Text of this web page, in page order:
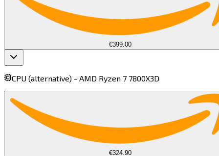
€399.00
CPU (alternative) - AMD Ryzen 7 7800X3D​​​​‌ ‍ ​‍​‍‌‍ ‌ ​‍‌‍‍‌‌‍‌ ‌‍‍‌‌‍ ‍​‍​‍​ ‍‍​‍​‍‌ ​ ‌‍​‌‌‍ ‍‌‍‍‌‌ ‌​‌ ‍‌​‍ ‍‌‍‍‌‌‍ ​‍​‍​‍ ​​‍​‍‌‍‍​‌ ​‍‌‍‌‌‌‍‌‍​‍​‍​ ‍‍​‍​‍​‍ ‌‍​‌‌‍‌​‌‍ ‌‌‍‍‌‌‍ ‍​‍ ‌‍‍‌‌‍ ‍‌ ‌​‌‍‌‌‌‍ ‍‌ ‌​​‍ ‌‍‌‌‌‍‌​‌‍‍‌‌ ‌​​‍ ‌‍ ‌‌‍ ‌‍‌​‌‍‌‌​ ‌‌ ​​‌ ​‍‌‍‌‌‌ ​ ‌‍‌‌‌‍ ‍‌ ‌​‌‍​‌‌ ‌​‌‍‍‌‌‍ ‌‍ ‍​ ‍ ‌‍‍‌‌‍‌​​ ‌‌‍​‍‌‍​‍​ ​‍‌‍​‌‌‍‌​​ ‌​​ ​‌​ ​ ​‍ ‌‌‍​‌​ ​‌‌‍​‍‌‍​‌​‍ ‌​ ‌​‌‍‌‍​ ‌​‌‍​ ​‍ ‌‌‍​‌​ ‌‌‌‍​ ​ ‍‌​‍ ‌​ ‌​​ ‌‌​ ​‌​ ​‌‌‍‌​‌‍‌‍‌‍​‌‌‍​‌‌‍‌‍‌‍​‍‌‍‌​‌‍​‍​ ‍ ‌ ‌​‌ ‍‌‌ ​​‌‍‌‌​ ‌‌‍​ ‌ ​​‌ ‌‌​ ‍ ‌ ​​‌‍​‌‌ ‌​‌‍‍​​ ‌‌‍ ‍‌‍​‌‌‍ ‌‌‍‌‌​ ‌‍​‍‌‍​‌‌ ​ ‌‍‌‌‌‌‌‌‌ ​‍‌‍ ​​ ‌​‍‌‌​ ​‍‌​‌‍‌‍​‌‌‍‌​‌‍ ‌‌‍‍‌‌‍ ‍​‍‌‍‌‍‍‌‌‍‌​​ ‌‌‍​‍‌‍​‍​ ​‍‌‍​‌‌‍‌​​ ‌​​ ​‌​ ​ ​‍ ‌‌‍​‌​ ​‌‌‍​‍‌‍​‌​‍ ‌​ ‌​‌‍‌‍​ ‌​‌‍​ ​‍ ‌‌‍​‌​ ‌‌‌‍​ ​ ‍‌​‍ ‌​ ‌​​ ‌‌​ ​‌​ ​‌‌‍‌​‌‍‌‍‌‍​‌‌‍​‌‌‍‌‍‌‍​‍‌‍‌​‌‍​‍​‍‌‍‌ ‌​‌ ‍‌‌ ​​‌‍‌‌​ ‌‌‍​ ‌ ​​‌ ‌‌​‍‌‍‌ ​​‌‍​‌‌ ‌​‌‍‍​​ ‌‌‍ ‍‌‍​‌‌‍ ‌‌‍‌‌​‍‌‍‌ ​​‌‍‌‌‌ ​‍‌ ​ ‌ ​​‌‍‌‌‌‍​ ‌ ‌​‌‍‍‌‌ ‌‍‌‍‌‌​ ‌‌ ​​‌ ‌‌‌‍​‍‌‍ ​‌‍‍‌‌ ​ ‌‍‍​‌‍‌‌‌‍‌​​‍​‍‌ ‌
€324.90